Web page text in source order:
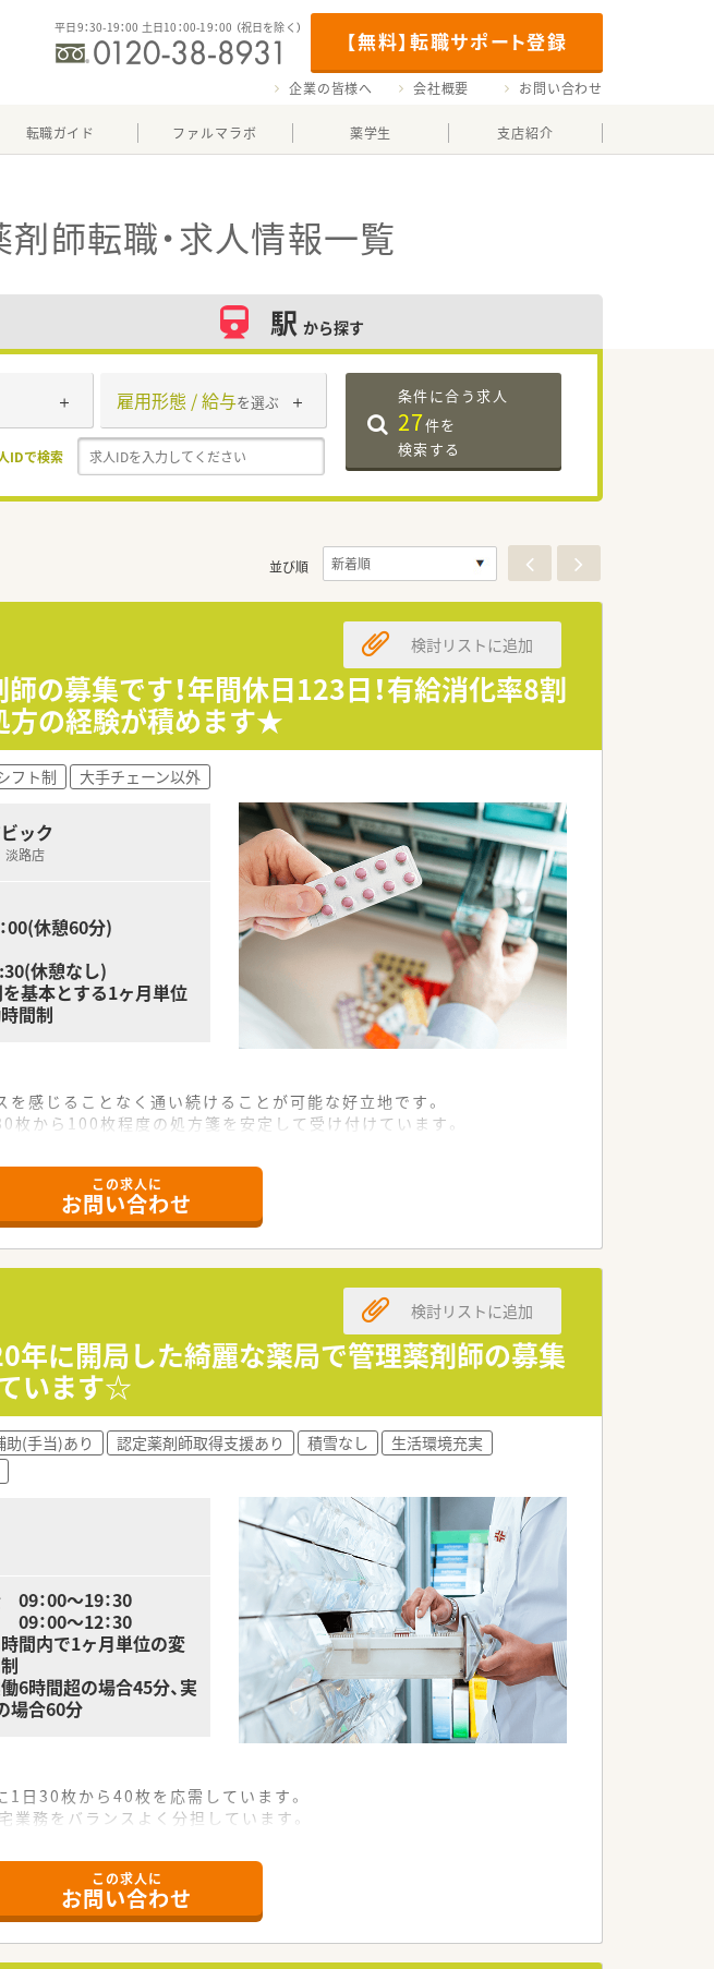
【無料】転職サポート登録
平日9：30-19：00 土日10：00-19：00 （祝日を除く）
企業の皆様へ 会社概要 お問い合わせ
転職ガイド ファルマラボ 薬学生 支店紹介
剤師転職・求人情報一覧
駅 から探す
雇用形態 / 給与を選ぶ
IDで検索
条件に合う求人
27件を
検索する
並び順
の募集です！年間休日123日！有給消化率8割
の経験が積めます★
検討リストに追加
フト制 大手チェーン以外
ック
路店
00(休憩60分)
休憩なし)
基本とする1ヶ月単位
間制
感じることなく通い続けることが可能な好立地です。
から100枚程度の処方箋を安定して受け付けています。
運営を支えていただける新しい仲間を募集しております。
ミュニケーションが取れる協調性のある方を求めています。
クが軽く前向きに業務へ取り組める方なら大歓迎の求人です。
、将来にわたって安心して長く勤務できる安定企業です。
るドクターとのご縁を優先して質の高い医療を提供します。
ても地域住民が気軽に相談できる健康拠点を構築しています。
スキルを十分に考慮して最終的な提示額を決定します。
って着実にステップアップできる給与体系が整っています。
充実しており、毎月の安定した収入を得ることが可能です。
ト調整によって業務後のプライベートも大切にできる環境です。
間平均で11日以上取得するなど非常に休みやすい職場です。
テージが変化しても柔軟に働き続けられる体制が整っています。
この求人に
お問い合わせ
に開局した綺麗な薬局で管理薬剤師の募集
います☆
検討リストに追加
助(手当)あり 認定薬剤師取得支援あり 積雪なし
生活環境充実
：00～19：30
～12：30
間内で1ヶ月単位の変
時間超の場合45分、実
場合60分
日30枚から40枚を応需しています。
務をバランスよく分担しています。
運営を支えてくださる方を求めています。
業務に取り組める方を歓迎しています。
して意欲的に学べる方を募集しています。
この求人に
お問い合わせ